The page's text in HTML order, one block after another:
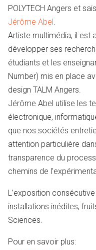
POLYTECH Angers et
Jérôme Abel.
Artiste multimédia, il est
développer ses
étudiants et les
Number) mis en place
design TALM Angers.
Jérôme Abel utilise les
électronique,
que nos sociétés
attention particulière
transparence du
chemins de
L’exposition
installations inédites,
Sciences.
Pour en savoir plus: